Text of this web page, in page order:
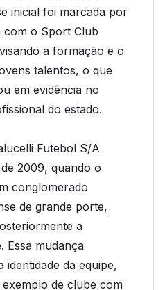
inicial foi marcada por
com o Sport Club
a formação e o
talentos, o que
em evidência no
do estado.
Futebol S/A
2009, quando o
conglomerado
de grande porte,
a
Essa mudança
identidade da equipe,
de clube com